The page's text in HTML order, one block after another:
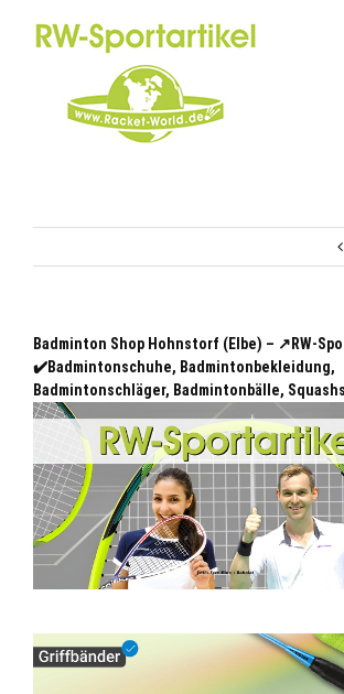
Badminton Shop Hohnstorf (Elbe) – ↗️RW-
✔️Badmintonschuhe, Badmintonbekleidung,
Badmintonschläger, Badmintonbälle,